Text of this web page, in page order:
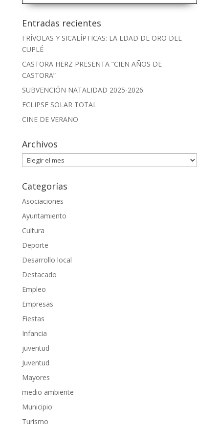
Entradas recientes
FRÍVOLAS Y SICALÍPTICAS: LA EDAD DE ORO DEL
CUPLÉ
CASTORA HERZ PRESENTA “CIEN AÑOS DE
CASTORA”
SUBVENCIÓN NATALIDAD 2025-2026
ECLIPSE SOLAR TOTAL
CINE DE VERANO
Archivos
Archivos
Categorías
Asociaciones
Ayuntamiento
Cultura
Deporte
Desarrollo local
Destacado
Empleo
Empresas
Fiestas
Infancia
juventud
Juventud
Mayores
medio ambiente
Municipio
Turismo